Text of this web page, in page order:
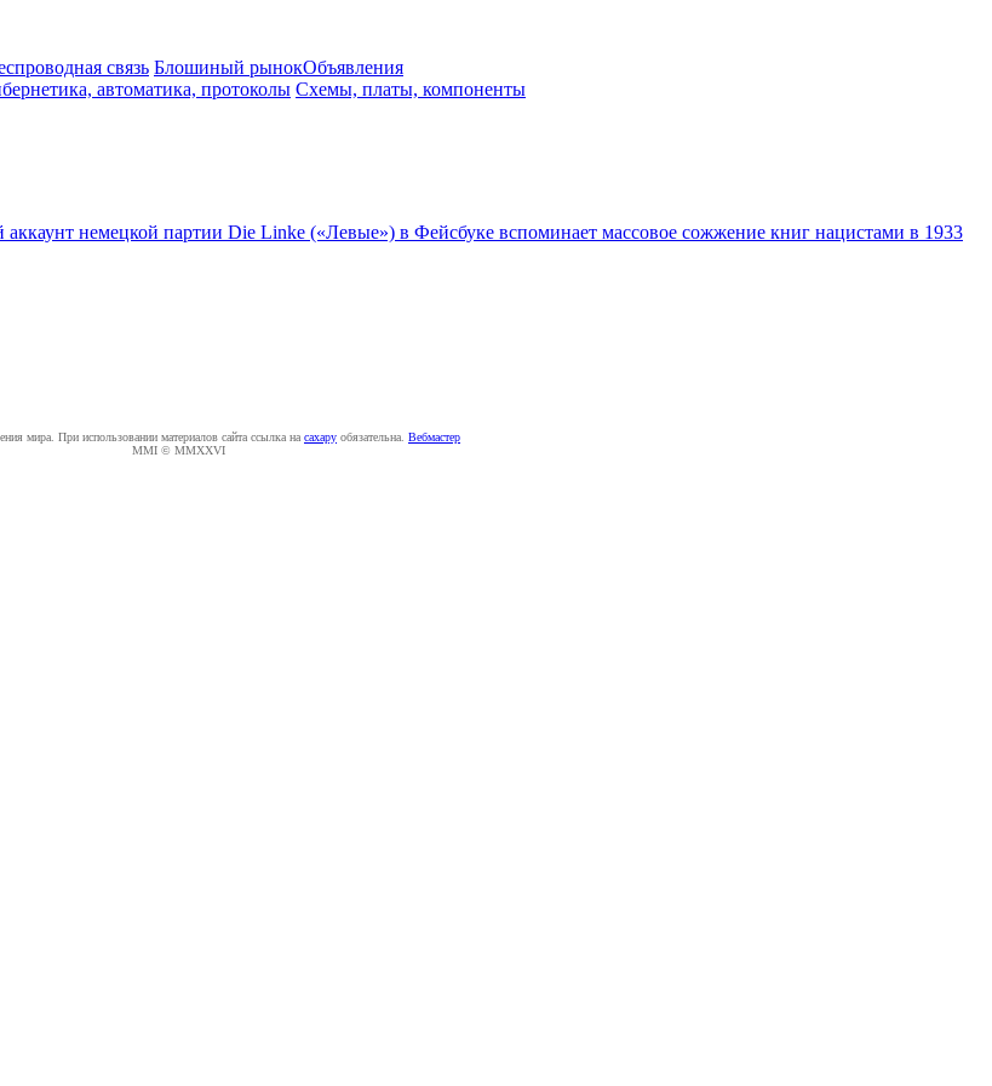
связь Блошиный рынокОбъявления
автоматика, протоколы Схемы, платы, компоненты
аккаунт немецкой партии Die Linke («Левые») в Фейсбуке вспоминает массовое сожжение книг нацистами в 1933
мира. При использовании материалов сайта ссылка на caxapу обязательна. Вебмастер
MMI © MMXXVI